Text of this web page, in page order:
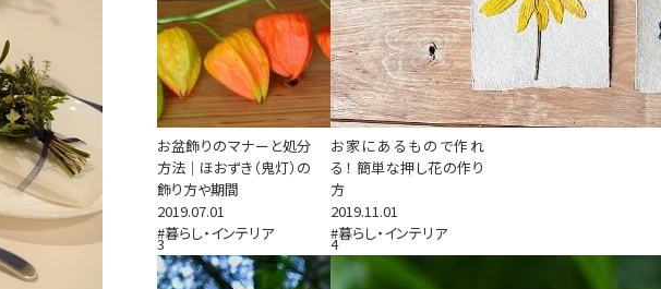
お盆飾りのマナーと処分
方法｜ほおずき（鬼灯）の
飾り方や期間
2019.07.01
#暮らし・インテリア
お家にあるもので作れ
る！ 簡単な押し花の作り
方
2019.11.01
#暮らし・インテリア
3 4